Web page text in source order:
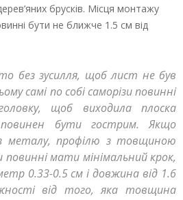
брусків. Місця монтажу
бути не ближче 1.5 см від
без зусилля, щоб лист не був
самі по собі саморізи повинні
щоб виходила плоска
повинен бути гострим. Якщо
металу, профілю з товщиною
повинні мати мінімальний крок,
0.33-0.5 см і довжина від 1.6
від того, яка товщина